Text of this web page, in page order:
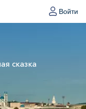
Войти
сказка